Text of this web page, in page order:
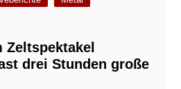
Zeltspektakel
drei Stunden große